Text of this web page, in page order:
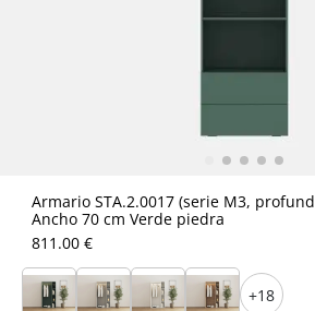
Armario STA.2.0017 (serie M3,
Ancho 70 cm Verde piedra
811.00 €
+18